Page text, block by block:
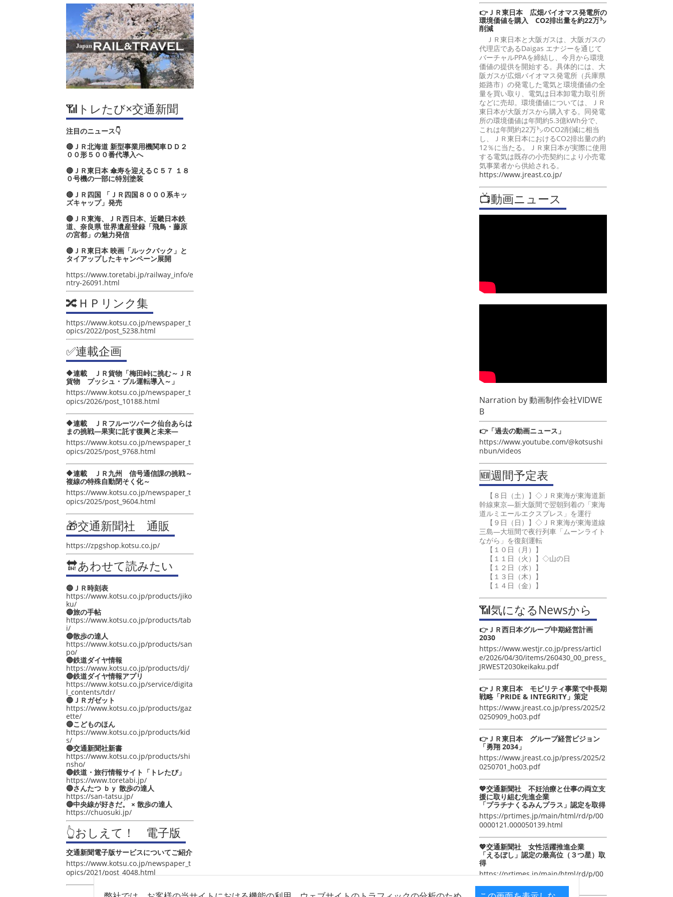
📶トレたび×交通新聞
注目のニュース👇
🔴ＪＲ北海道 新型事業用機関車ＤＤ２
００形５００番代導入へ
🔴ＪＲ東日本 傘寿を迎えるＣ５７ １８
０号機の一部に特別塗装
🔴ＪＲ四国 「ＪＲ四国８０００系キッ
ズキャップ」発売
🔴ＪＲ東海、ＪＲ西日本、近畿日本鉄
道、奈良県 世界遺産登録「飛鳥・藤原
の宮都」の魅力発信
🔴ＪＲ東日本 映画「ルックバック」と
タイアップしたキャンペーン展開
https://www.toretabi.jp/railway_info/e
ntry-26091.html
🔀ＨＰリンク集
https://www.kotsu.co.jp/newspaper_t
opics/2022/post_5238.html
✅連載企画
🔶連載 ＪＲ貨物「梅田峠に挑む～ＪＲ
貨物 プッシュ・プル運転導入～」
https://www.kotsu.co.jp/newspaper_t
opics/2026/post_10188.html
🔶連載 ＪＲフルーツパーク仙台あらは
まの挑戦―果実に託す復興と未来―
https://www.kotsu.co.jp/newspaper_t
opics/2025/post_9768.html
🔶連載 ＪＲ九州 信号通信課の挑戦～
複線の特殊自動閉そく化～
https://www.kotsu.co.jp/newspaper_t
opics/2025/post_9604.html
🎁交通新聞社 通販
https://zpgshop.kotsu.co.jp/
🔛あわせて読みたい
🔵ＪＲ時刻表
https://www.kotsu.co.jp/products/jiko
ku/
🔵旅の手帖
https://www.kotsu.co.jp/products/tab
i/
🔵散歩の達人
https://www.kotsu.co.jp/products/san
po/
🔵鉄道ダイヤ情報
https://www.kotsu.co.jp/products/dj/
🔵鉄道ダイヤ情報アプリ
https://www.kotsu.co.jp/service/digita
l_contents/tdr/
🔵ＪＲガゼット
https://www.kotsu.co.jp/products/gaz
ette/
🔵こどものほん
https://www.kotsu.co.jp/products/kid
s/
🔵交通新聞社新書
https://www.kotsu.co.jp/products/shi
nsho/
🔵鉄道・旅行情報サイト「トレたび」
https://www.toretabi.jp/
🔵さんたつ ｂｙ 散歩の達人
https://san-tatsu.jp/
🔵中央線が好きだ。 × 散歩の達人
https://chuosuki.jp/
👆おしえて！ 電子版
交通新聞電子版サービスについてご紹介
https://www.kotsu.co.jp/newspaper_t
opics/2021/post_4048.html
👉ＪＲ東日本 広畑バイオマス発電所の
環境価値を購入 CO2排出量を約22万㌧
削減
ＪＲ東日本と大阪ガスは、大阪ガスの
代理店であるDaigas エナジーを通じて
バーチャルPPAを締結し、今月から環境
価値の提供を開始する。具体的には、大
阪ガスが広畑バイオマス発電所（兵庫県
姫路市）の発電した電気と環境価値の全
量を買い取り、電気は日本卸電力取引所
などに売却。環境価値については、ＪＲ
東日本が大阪ガスから購入する。同発電
所の環境価値は年間約5.3億kWh分で、
これは年間約22万㌧のCO2削減に相当
し、ＪＲ東日本におけるCO2排出量の約
12％に当たる。ＪＲ東日本が実際に使用
する電気は既存の小売契約により小売電
気事業者から供給される。
https://www.jreast.co.jp/
📺動画ニュース
Narration by動画制作会社VIDWE
B
👉「過去の動画ニュース」
https://www.youtube.com/@kotsushi
nbun/videos
🆕週間予定表
【８日（土）】◇ＪＲ東海が東海道新
幹線東京―新大阪間で翌朝到着の「東海
道ルミエールエクスプレス」を運行
【９日（日）】◇ＪＲ東海が東海道線
三島―大垣間で夜行列車「ムーンライト
ながら」を復刻運転
【１０日（月）】
【１１日（火）】◇山の日
【１２日（水）】
【１３日（木）】
【１４日（金）】
📶気になるNewsから
👉ＪＲ西日本グループ中期経営計画
2030
https://www.westjr.co.jp/press/articl
e/2026/04/30/items/260430_00_press_
JRWEST2030keikaku.pdf
👉ＪＲ東日本 モビリティ事業で中長期
戦略「PRIDE & INTEGRITY」策定
https://www.jreast.co.jp/press/2025/2
0250909_ho03.pdf
👉ＪＲ東日本 グループ経営ビジョン
「勇翔 2034」
https://www.jreast.co.jp/press/2025/2
0250701_ho03.pdf
💖交通新聞社 不妊治療と仕事の両立支
援に取り組む先進企業
「プラチナくるみんプラス」認定を取得
https://prtimes.jp/main/html/rd/p/00
0000121.000050139.html
💖交通新聞社 女性活躍推進企業
「えるぼし」認定の最高位（３つ星）取
得
https://prtimes.jp/main/html/rd/p/00